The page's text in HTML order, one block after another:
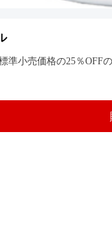
準小売価格の25％OFF